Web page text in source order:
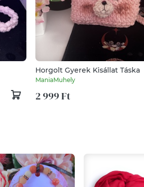
Horgolt Gyerek Kisállat Táska
ManiaMuhely
2 999 Ft